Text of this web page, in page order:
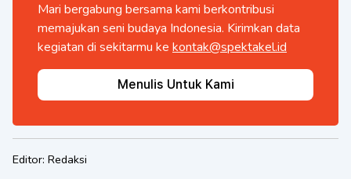
Mari bergabung bersama kami berkontribusi
memajukan seni budaya Indonesia. Kirimkan data
kegiatan di sekitarmu ke kontak@spektakel.id
Menulis Untuk Kami
Editor: Redaksi